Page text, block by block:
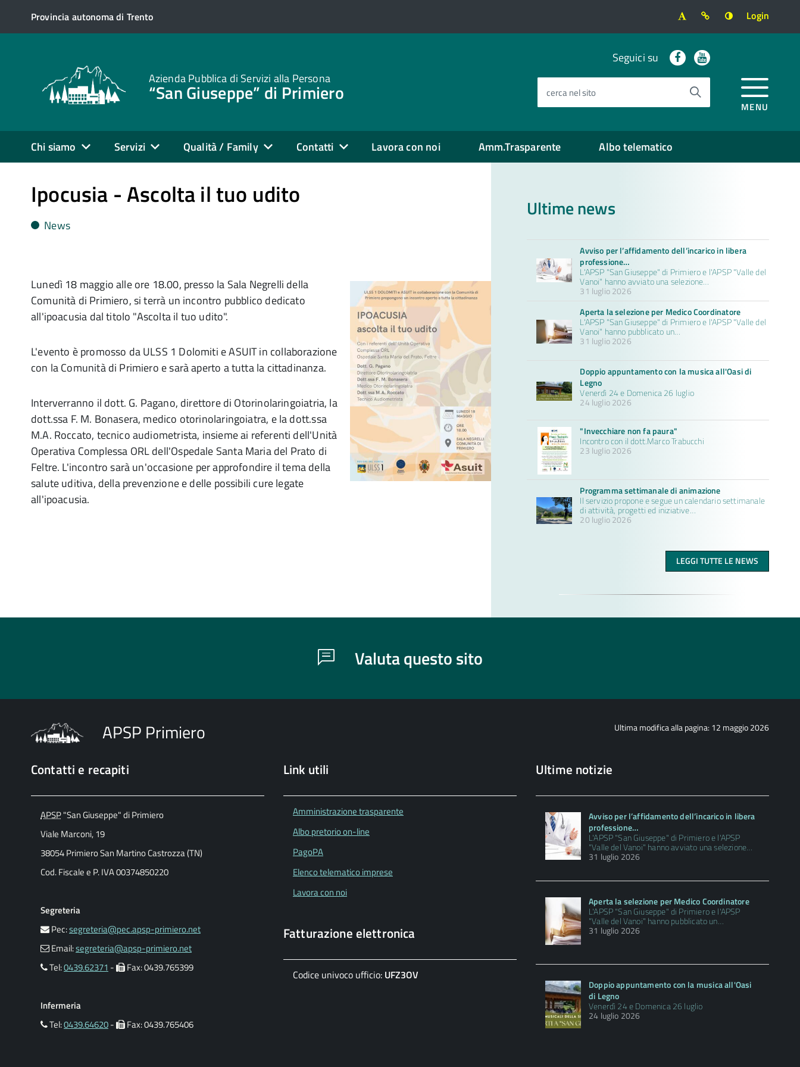
Provincia autonoma di Trento Login
Azienda Pubblica di Servizi alla Persona
“San Giuseppe” di Primiero
Seguici su FacebookYoutube
cerca nel sito
MENU
Chi siamo Servizi Qualità / Family Contatti Lavora con noi Amm.Trasparente Albo telematico
Ipocusia - Ascolta il tuo udito
News
Lunedì 18 maggio alle ore 18.00, presso la Sala Negrelli della
Comunità di Primiero, si terrà un incontro pubblico dedicato
all'ipoacusia dal titolo "Ascolta il tuo udito".
L'evento è promosso da ULSS 1 Dolomiti e ASUIT in collaborazione
con la Comunità di Primiero e sarà aperto a tutta la cittadinanza.
Interverranno il dott. G. Pagano, direttore di Otorinolaringoiatria, la
dott.ssa F. M. Bonasera, medico otorinolaringoiatra, e la dott.ssa
M.A. Roccato, tecnico audiometrista, insieme ai referenti dell'Unità
Operativa Complessa ORL dell'Ospedale Santa Maria del Prato di
Feltre. L'incontro sarà un'occasione per approfondire il tema della
salute uditiva, della prevenzione e delle possibili cure legate
all'ipoacusia.
Ultime news
Avviso per l’affidamento dell’incarico in libera
professione…
L'APSP "San Giuseppe" di Primiero e l'APSP "Valle del
Vanoi" hanno avviato una selezione…
31 luglio 2026
Aperta la selezione per Medico Coordinatore
L'APSP "San Giuseppe" di Primiero e l'APSP "Valle del
Vanoi" hanno pubblicato un…
31 luglio 2026
Doppio appuntamento con la musica all'Oasi di
Legno
Venerdì 24 e Domenica 26 luglio
24 luglio 2026
"Invecchiare non fa paura"
Incontro con il dott.Marco Trabucchi
23 luglio 2026
Programma settimanale di animazione
Il servizio propone e segue un calendario settimanale
di attività, progetti ed iniziative…
20 luglio 2026
LEGGI TUTTE LE NEWS
Valuta questo sito
Ultima modifica alla pagina: 12 maggio 2026
APSP Primiero
Contatti e recapiti
APSP"San Giuseppe" di Primiero
Viale Marconi, 19
38054 Primiero San Martino Castrozza (TN)
Cod. Fiscale e P. IVA 00374850220
Segreteria
Pec:segreteria@pec.apsp-primiero.net
Email:segreteria@apsp-primiero.net
Tel:0439.62371 - Fax: 0439.765399
Infermeria
Tel:0439.64620- Fax: 0439.765406
Link utili
Amministrazione trasparente
Albo pretorio on-line
PagoPA
Elenco telematico imprese
Lavora con noi
Fatturazione elettronica
Codice univoco ufficio: UFZ3OV
Ultime notizie
Avviso per l’affidamento dell’incarico in libera
professione…
L'APSP "San Giuseppe" di Primiero e l'APSP
"Valle del Vanoi" hanno avviato una selezione…
31 luglio 2026
Aperta la selezione per Medico Coordinatore
L'APSP "San Giuseppe" di Primiero e l'APSP
"Valle del Vanoi" hanno pubblicato un…
31 luglio 2026
Doppio appuntamento con la musica all'Oasi
di Legno
Venerdì 24 e Domenica 26 luglio
24 luglio 2026